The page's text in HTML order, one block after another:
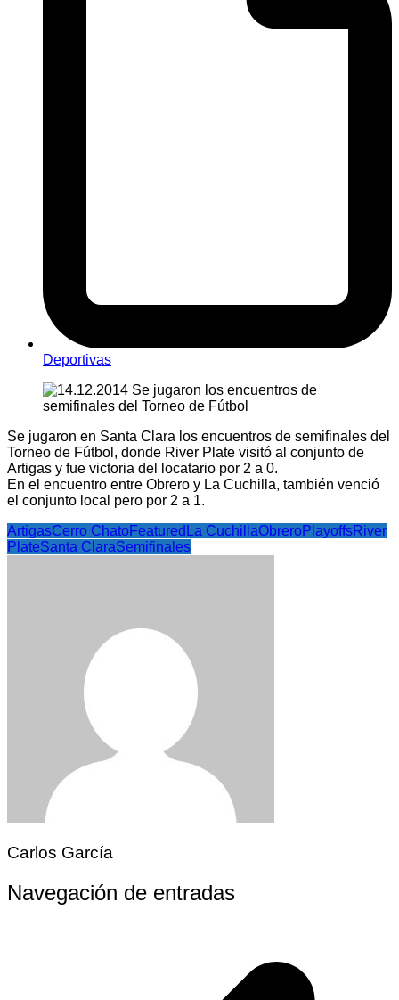
Deportivas
Se jugaron en Santa Clara los encuentros de semifinales del
Torneo de Fútbol, donde River Plate visitó al conjunto de
Artigas y fue victoria del locatario por 2 a 0.
En el encuentro entre Obrero y La Cuchilla, también venció
el conjunto local pero por 2 a 1.
ArtigasCerro ChatoFeatured La CuchillaObreroPlayoffsRiver
PlateSanta ClaraSemifinales
Carlos García
Navegación de entradas